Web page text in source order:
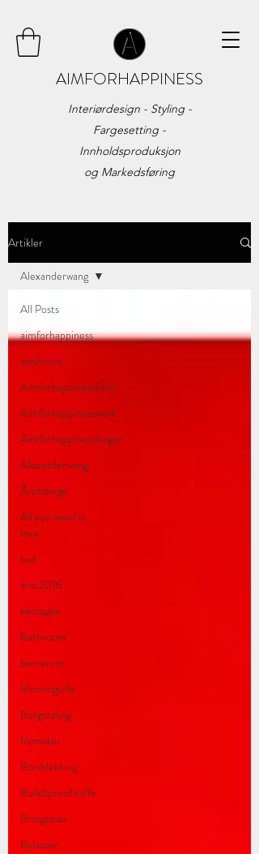
AIMFORHAPPINESS
Interiørdesign - Styling -
Fargesetting -
Innholdsproduksjon
og Markedsføring
Artikler
All Posts
aimforhappiness
aimforart
Aimforhappinessfood
Aimforhappinesswork
Aimforhappinessfarger
Alexanderwang
Åretsfarge
All you need is
love
bad
året2016
økologisk
Bathroom
barnerom
Blomingville
Boligstyling
blomster
Borddekking
Bulletproof kaffe
Bringebær
Bylassen
Alexanderwang